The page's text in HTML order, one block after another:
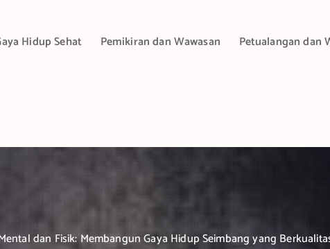
Hidup Sehat Pemikiran dan Wawasan Petualangan dan
dan Fisik: Membangun Gaya Hidup Seimbang yang